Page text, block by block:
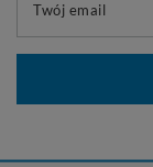
Twój email